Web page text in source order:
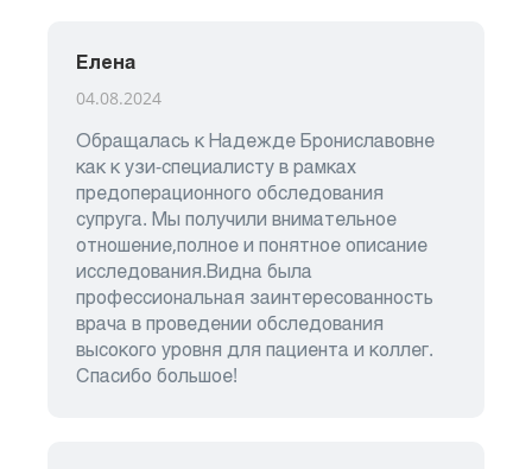
Елена
04.08.2024
Обращалась к Надежде Брониславовне
как к узи-специалисту в рамках
предоперационного обследования
супруга. Мы получили внимательное
отношение,полное и понятное описание
исследования.Видна была
профессиональная заинтересованность
врача в проведении обследования
высокого уровня для пациента и коллег.
Спасибо большое!